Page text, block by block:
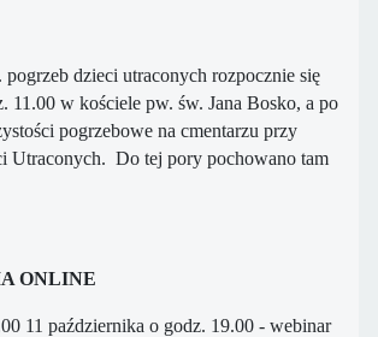
pogrzeb dzieci utraconych rozpocznie się
11.00 w kościele pw. św. Jana Bosko, a po
pogrzebowe na cmentarzu przy
Utraconych. Do tej pory pochowano tam
ONLINE
11 października o godz. 19.00 - webinar